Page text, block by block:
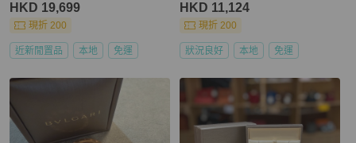
HKD 19,699
現折 200
近新閒置品 本地 免運
HKD 11,124
現折 200
狀況良好 本地 免運